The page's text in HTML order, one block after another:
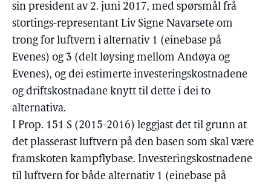
sin president av 2. juni 2017, med spørsmål frå
stortings-representant Liv Signe Navarsete om
trong for luftvern i alternativ 1 (einebase på
Evenes) og 3 (delt løysing mellom Andøya og
Evenes), og dei estimerte investeringskostnadene
og driftskostnadane knytt til dette i dei to
alternativa.
I Prop. 151 S (2015-2016) leggjast det til grunn at
det plasserast luftvern på den basen som skal være
framskoten kampflybase. Investeringskostnadene
til luftvern for både alternativ 1 (einebase på